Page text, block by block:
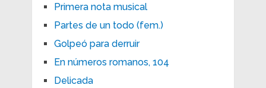
Primera nota musical
Partes de un todo (fem.)
Golpeó para derruir
En números romanos, 104
Delicada